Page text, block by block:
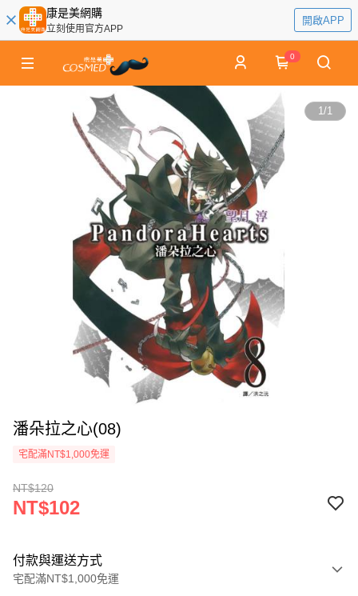
康是美網購
立刻使用官方APP
開啟APP
0
1/1
潘朵拉之心(08)
宅配滿NT$1,000免運
NT$120
NT$102
付款與運送方式
宅配滿NT$1,000免運